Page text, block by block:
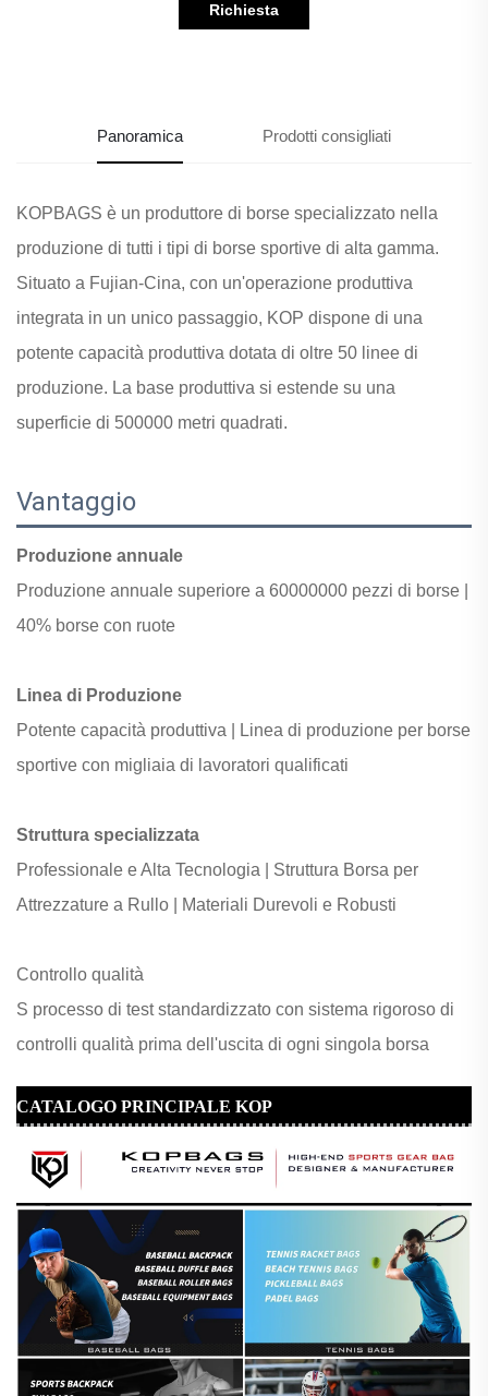
Richiesta
Panoramica Prodotti consigliati
KOPBAGS è un produttore di borse specializzato nella
produzione di tutti i tipi di borse sportive di alta gamma.
Situato a Fujian-Cina, con un'operazione produttiva
integrata in un unico passaggio, KOP dispone di una
potente capacità produttiva dotata di oltre 50 linee di
produzione. La base produttiva si estende su una
superficie di 500000 metri quadrati.
Vantaggio
Produzione annuale
Produzione annuale superiore a 60000000 pezzi di borse |
40% borse con ruote
Linea di Produzione
Potente capacità produttiva |
Linea di produzione per borse
sportive con migliaia di lavoratori qualificati
Struttura specializzata
Professionale e Alta Tecnologia | Struttura Borsa per
Attrezzature a Rullo |
Materiali Durevoli e Robusti
Controllo qualità
S processo di test standardizzato con sistema rigoroso di
controlli qualità prima dell'uscita di ogni singola borsa
CATALOGO PRINCIPALE KOP